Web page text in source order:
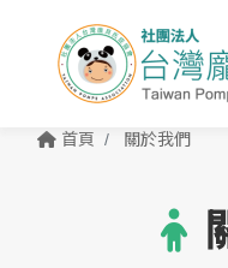
首頁 關於我們